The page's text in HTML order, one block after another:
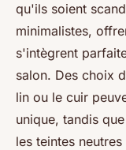
qu'ils soient
minimalistes,
s'intègrent
salon. Des choix
lin ou le cuir
unique, tandis
les teintes